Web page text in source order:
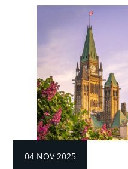
04 NOV 2025